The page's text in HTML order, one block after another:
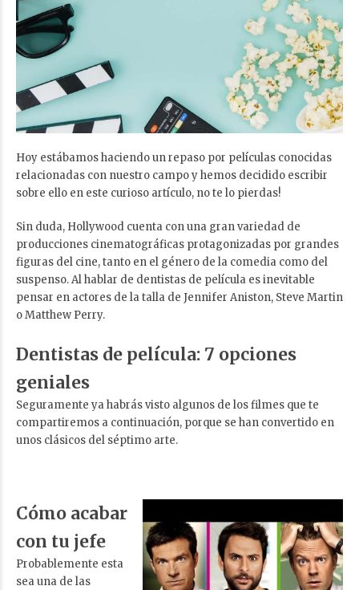
Hoy estábamos haciendo un repaso por películas conocidas
relacionadas con nuestro campo y hemos decidido escribir
sobre ello en este curioso artículo, no te lo pierdas!
Sin duda, Hollywood cuenta con una gran variedad de
producciones cinematográficas protagonizadas por grandes
figuras del cine, tanto en el género de la comedia como del
suspenso. Al hablar de dentistas de película es inevitable
pensar en actores de la talla de Jennifer Aniston, Steve Martin
o Matthew Perry.
Dentistas de película: 7 opciones
geniales
Seguramente ya habrás visto algunos de los filmes que te
compartiremos a continuación, porque se han convertido en
unos clásicos del séptimo arte.
Cómo acabar
con tu jefe
Probablemente esta
sea una de las